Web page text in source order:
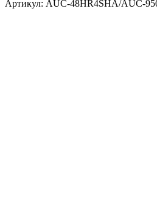
Артикул: AUC-48HR4SHA/AUC-